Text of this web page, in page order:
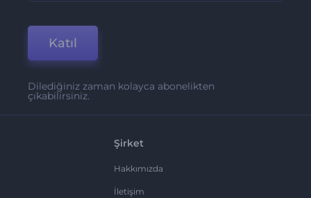
Katıl
Dilediğiniz zaman kolayca abonelikten
çıkabilirsiniz.
Şirket
Hakkımızda
İletişim